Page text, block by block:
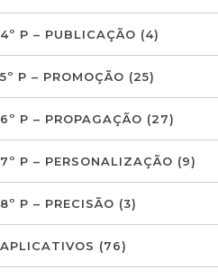
4º P – PUBLICAÇÃO (4)
5º P – PROMOÇÃO (25)
6º P – PROPAGAÇÃO (27)
7º P – PERSONALIZAÇÃO (9)
8º P – PRECISÃO (3)
APLICATIVOS (76)